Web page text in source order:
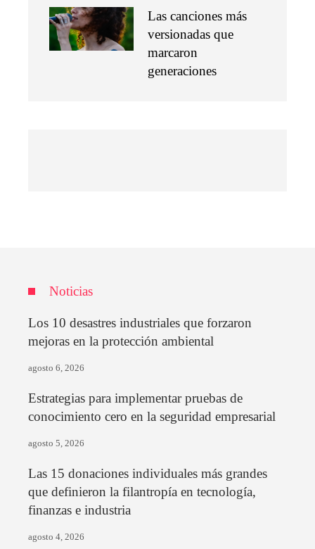
Las canciones más
versionadas que
marcaron
generaciones
Noticias
Los 10 desastres industriales que forzaron
mejoras en la protección ambiental
agosto 6, 2026
Estrategias para implementar pruebas de
conocimiento cero en la seguridad empresarial
agosto 5, 2026
Las 15 donaciones individuales más grandes
que definieron la filantropía en tecnología,
finanzas e industria
agosto 4, 2026